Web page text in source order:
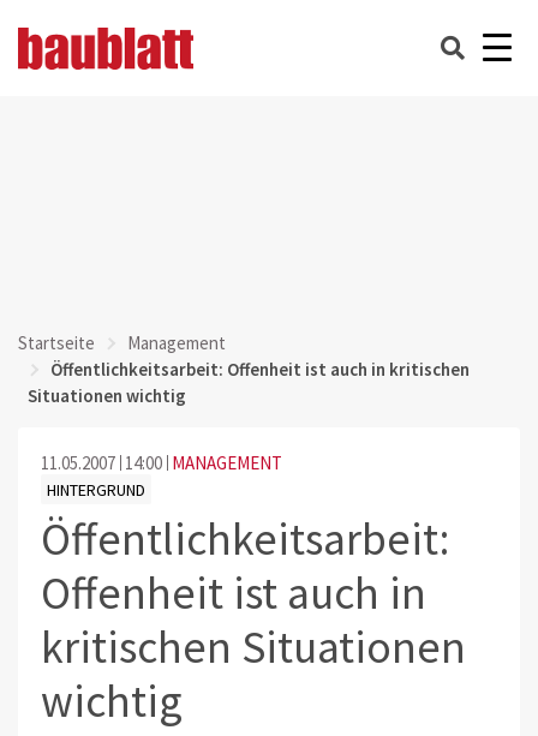
Startseite
Management
Öffentlichkeitsarbeit: Offenheit ist auch in kritischen
Situationen wichtig
11.05.2007 14:00 MANAGEMENT
HINTERGRUND
Öffentlichkeitsarbeit:
Offenheit ist auch in
kritischen Situationen
wichtig